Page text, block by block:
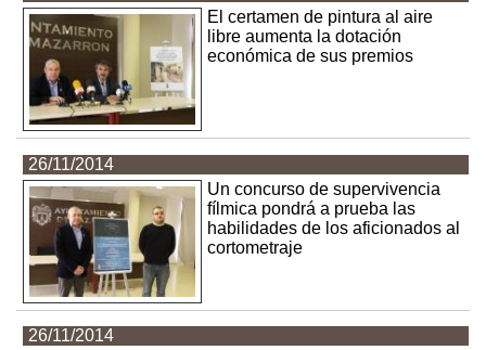
El certamen de pintura al aire
libre aumenta la dotación
económica de sus premios
26/11/2014
Un concurso de supervivencia
fílmica pondrá a prueba las
habilidades de los aficionados al
cortometraje
26/11/2014